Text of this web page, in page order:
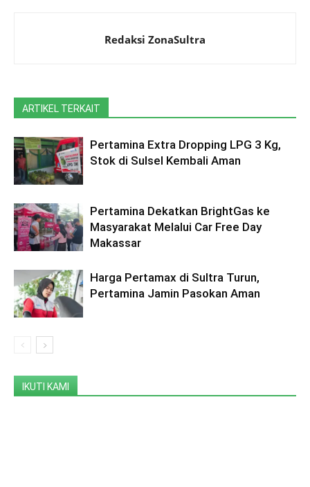
Redaksi ZonaSultra
ARTIKEL TERKAIT
Pertamina Extra Dropping LPG 3 Kg,
Stok di Sulsel Kembali Aman
Pertamina Dekatkan BrightGas ke
Masyarakat Melalui Car Free Day
Makassar
Harga Pertamax di Sultra Turun,
Pertamina Jamin Pasokan Aman
IKUTI KAMI